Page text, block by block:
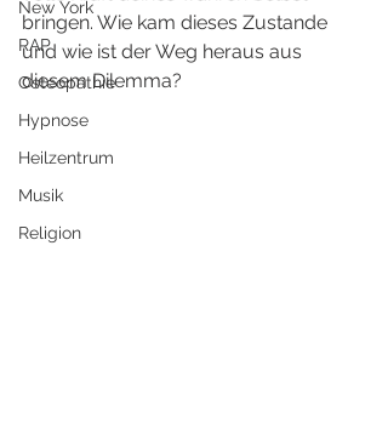
New York
RAP
Osteopathie
Hypnose
Heilzentrum
Musik
Religion
bringen. Wie kam dieses Zustande
und wie ist der Weg heraus aus
diesem Dilemma?